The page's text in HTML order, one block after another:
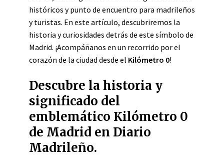
históricos y punto de encuentro para madrileños
y turistas. En este artículo, descubriremos la
historia y curiosidades detrás de este símbolo de
Madrid. ¡Acompáñanos en un recorrido por el
corazón de la ciudad desde el Kilómetro 0!
Descubre la historia y
significado del
emblemático Kilómetro 0
de Madrid en Diario
Madrileño.